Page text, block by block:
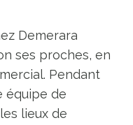
Demerara
ses proches, en
Pendant
équipe de
lieux de